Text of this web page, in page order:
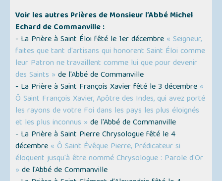
Voir les autres Prières de Monsieur l’Abbé Michel
Echard de Commanville :
- La Prière à Saint Éloi fêté le 1er décembre « Seigneur,
faites que tant d'artisans qui honorent Saint Éloi comme
leur Patron ne travaillent comme lui que pour devenir
des Saints » de l'Abbé de Commanville
- La Prière à Saint François Xavier fêté le 3 décembre «
Ô Saint François Xavier, Apôtre des Indes, qui avez porté
les rayons de votre Foi dans les pays les plus éloignés
et les plus inconnus » de l'Abbé de Commanville
- La Prière à Saint Pierre Chrysologue fêté le 4
décembre « Ô Saint Évêque Pierre, Prédicateur si
éloquent jusqu'à être nommé Chrysologue : Parole d'Or
» de l'Abbé de Commanville